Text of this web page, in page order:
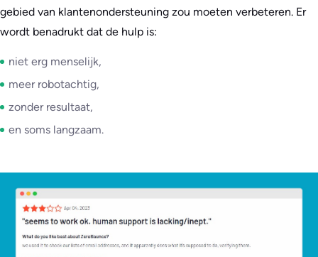
gebied van klantenondersteuning zou moeten verbeteren. Er
wordt benadrukt dat de hulp is:
niet erg menselijk,
meer robotachtig,
zonder resultaat,
en soms langzaam.